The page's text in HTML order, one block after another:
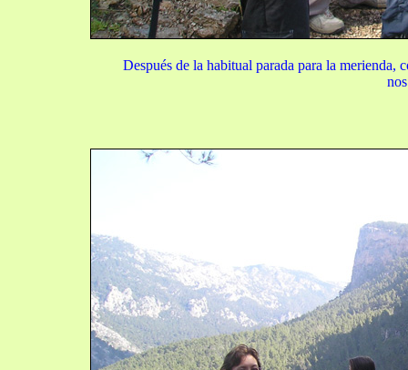
Después de la habitual parada para la merienda,